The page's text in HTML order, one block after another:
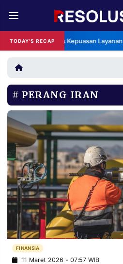
TODAY'S RECAP
BPS: Indeks Kepuasan Layanan Haji
REDAKSI TENTANG
RESOLUSI IKLAN
RUBRIKASI
EDITORIAL AKSARA
FINANSIA PERSONA
DAERAH NASIONAL
MANCA SPORT
INFORMASI
PRIVACY
POLICY
BERITA
WARGA
INFORMASI
IKLAN
PERANG IRAN
FINANSIA
11 Maret 2026 - 07:57 WIB